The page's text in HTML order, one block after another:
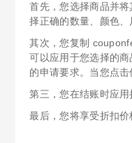
首先，您选择商品并
择正确的数量、颜色、
其次，您复制
可以应用于您选择的
的申请要求。当您点击
第三，您在结账时应用
最后，您将享受折扣价